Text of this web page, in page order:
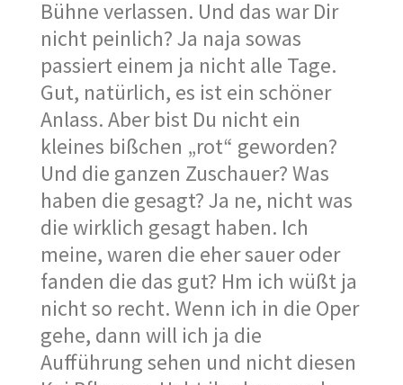
Bühne verlassen. Und das war Dir
nicht peinlich? Ja naja sowas
passiert einem ja nicht alle Tage.
Gut, natürlich, es ist ein schöner
Anlass. Aber bist Du nicht ein
kleines bißchen „rot“ geworden?
Und die ganzen Zuschauer? Was
haben die gesagt? Ja ne, nicht was
die wirklich gesagt haben. Ich
meine, waren die eher sauer oder
fanden die das gut? Hm ich wüßt ja
nicht so recht. Wenn ich in die Oper
gehe, dann will ich ja die
Aufführung sehen und nicht diesen